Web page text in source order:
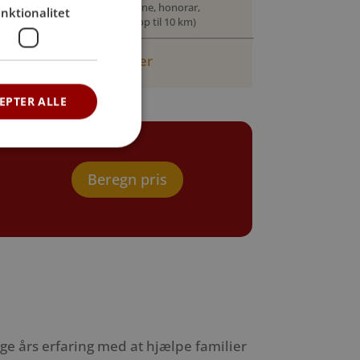
personligt møde, kiste, urne, honorar,
og rustvognskørsel (op til 10 km)
mere om priser her
Beregn pris
års erfaring med at hjælpe familier
ALLE